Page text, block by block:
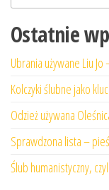
Ostatnie
Ubrania używane Liu
Kolczyki ślubne jako
Odzież używana
Sprawdzona lista –
Ślub humanistyczny,